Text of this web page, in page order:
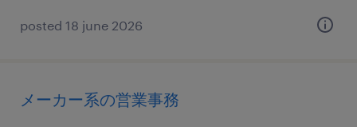
posted 18 june 2026
メーカー系の営業事務